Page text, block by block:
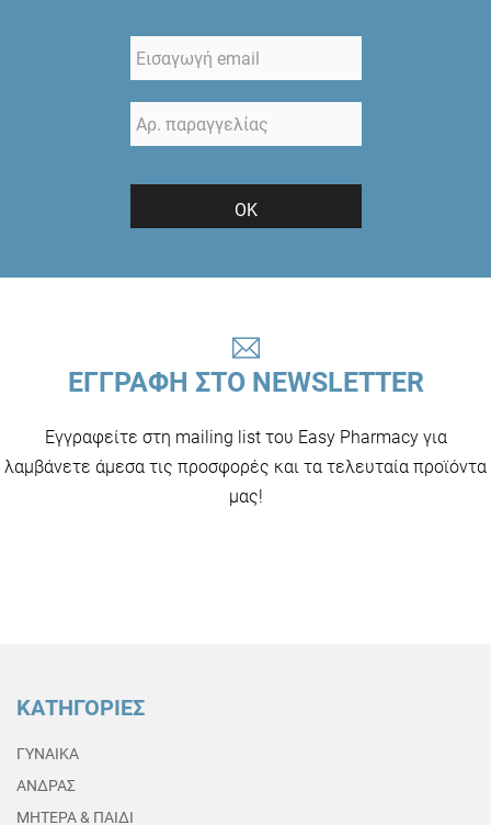
ΟΚ
ΕΓΓΡΑΦΗ ΣΤΟ NEWSLETTER
Εγγραφείτε στη mailing list του Easy Pharmacy για
λαμβάνετε άμεσα τις προσφορές και τα τελευταία προϊόντα
μας!
ΚΑΤΗΓΟΡΙΕΣ
ΓΥΝΑΙΚΑ
ΑΝΔΡΑΣ
ΜΗΤΕΡΑ & ΠΑΙΔΙ